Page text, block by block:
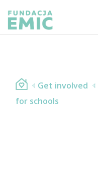
Get involved
for schools